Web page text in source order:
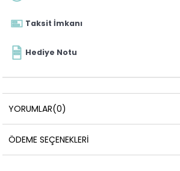
Taksit İmkanı
Hediye Notu
YORUMLAR(0)
ÖDEME SEÇENEKLERI